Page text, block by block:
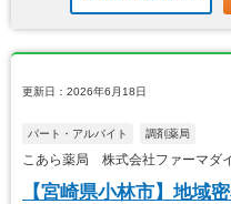
更新日：2026年6月18日
パート・アルバイト 調剤薬局
こあら薬局 株式会社ファーマダ
【宮崎県小林市】地域